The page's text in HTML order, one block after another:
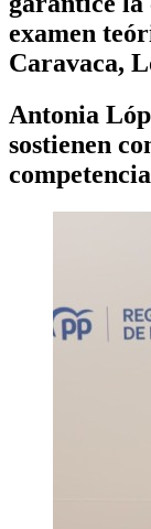
examen
Caravaca,
Antonia
sostienen